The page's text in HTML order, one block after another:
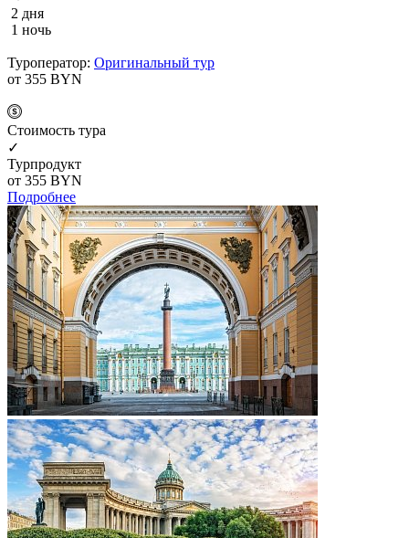
2 дня
1 ночь
Туроператор: Оригинальный тур
от 355 BYN
Cтоимость тура
✓
Турпродукт
от 355 BYN
Подробнее